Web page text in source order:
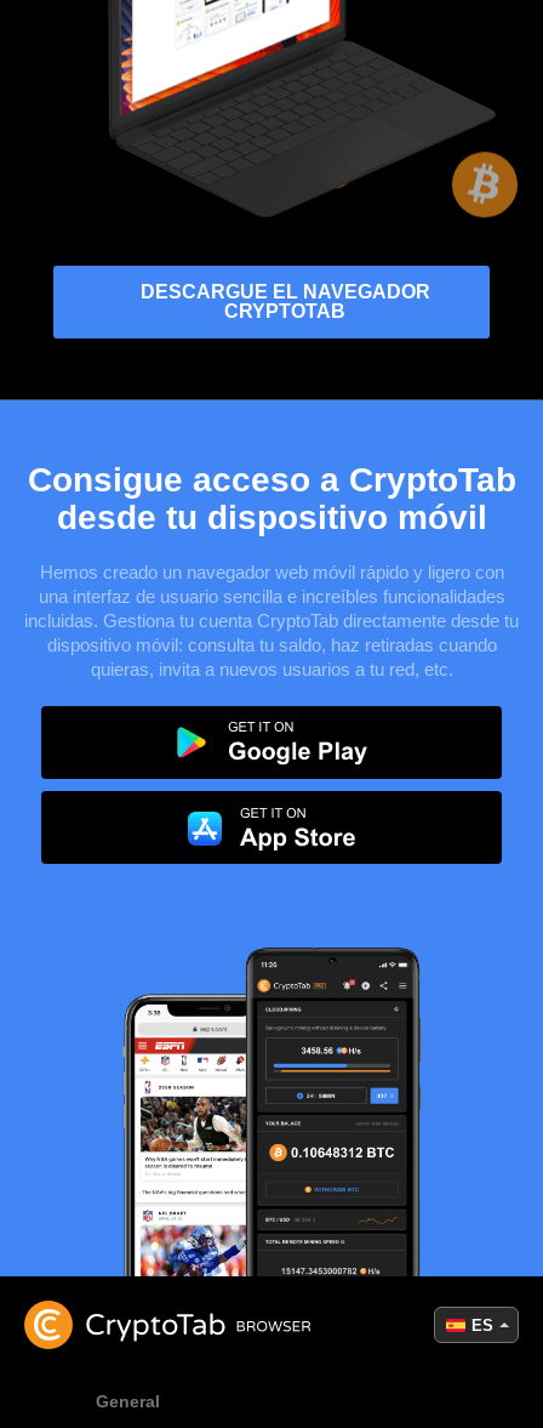
DESCARGUE EL NAVEGADOR
CRYPTOTAB
Consigue acceso a CryptoTab
desde tu dispositivo móvil
Hemos creado un navegador web móvil rápido y ligero con
una interfaz de usuario sencilla e increíbles funcionalidades
incluidas. Gestiona tu cuenta CryptoTab directamente desde tu
dispositivo móvil: consulta tu saldo, haz retiradas cuando
quieras, invita a nuevos usuarios a tu red, etc.
General
ES